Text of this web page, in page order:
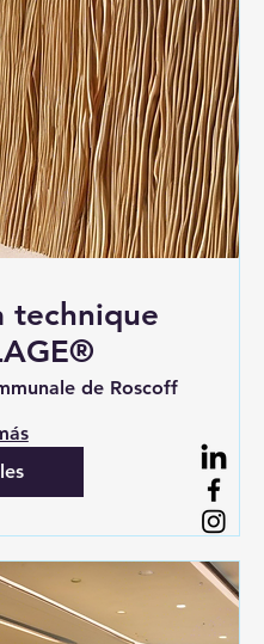
technique
de Roscoff